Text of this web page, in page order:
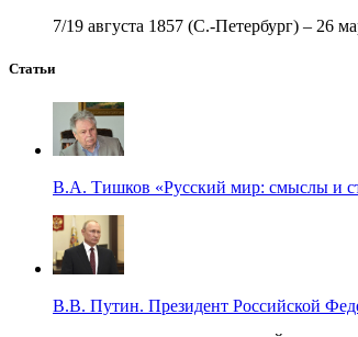
7/19 августа 1857 (С.-Петербург) – 26
Статьи
В.А. Тишков «Русский мир: смыслы и
В.В. Путин. Президент